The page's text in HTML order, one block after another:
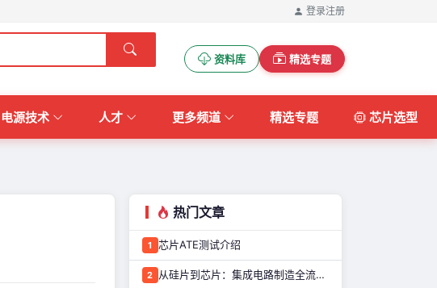
登录注册
资料库 精选专题
电源技术 人才 更多频道 精选专题 芯片选型
热门文章
1 芯片ATE测试介绍
2 从硅片到芯片：集成电路制造全流程解析